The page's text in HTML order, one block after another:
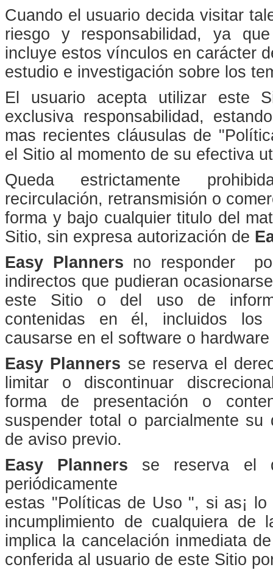
Cuando el usuario decida visitar
riesgo y responsabilidad, ya
incluye estos vínculos en carácter
estudio e investigación sobre los
El usuario acepta utilizar este
exclusiva responsabilidad,
mas recientes cláusulas de
el Sitio al momento de su efectiva
Queda estrictamente
recirculación, retransmisión o
forma y bajo cualquier titulo del
Sitio, sin expresa autorización de
Easy Planners no responder
indirectos que pudieran
este Sitio o del uso de
contenidas en él, incluidos los
causarse en el software o
Easy Planners se reserva el
limitar o discontinuar
forma de presentación o
suspender total o parcialmente su
de aviso previo.
Easy Planners se reserva el
periódicamente
estas "Políticas de Uso ", si as¡ lo
incumplimiento de cualquiera de
implica la cancelación inmediata
conferida al usuario de este Sitio